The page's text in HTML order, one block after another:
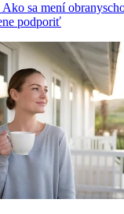
sa mení
podporiť